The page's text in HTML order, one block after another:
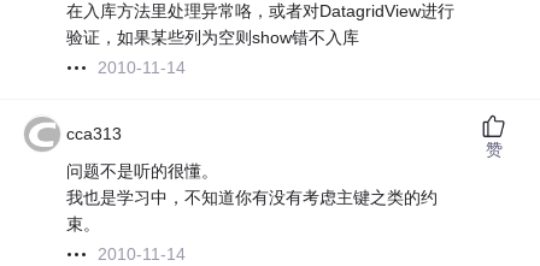
在入库方法里处理异常咯，或者对DatagridView进行
验证，如果某些列为空则show错不入库
2010-11-14
cca313
问题不是听的很懂。
我也是学习中，不知道你有没有考虑主键之类的约
束。
2010-11-14
赞